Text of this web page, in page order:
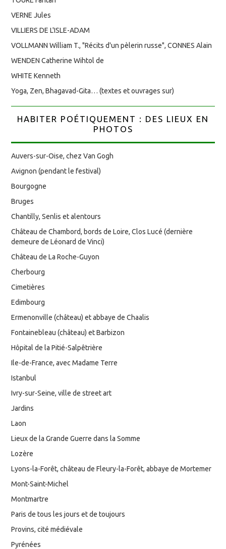
VERNE Jules
VILLIERS DE L'ISLE-ADAM
VOLLMANN William T., "Récits d'un pèlerin russe", CONNES Alain
WENDEN Catherine Wihtol de
WHITE Kenneth
Yoga, Zen, Bhagavad-Gita… (textes et ouvrages sur)
HABITER POÉTIQUEMENT : DES LIEUX EN
PHOTOS
Auvers-sur-Oise, chez Van Gogh
Avignon (pendant le festival)
Bourgogne
Bruges
Chantilly, Senlis et alentours
Château de Chambord, bords de Loire, Clos Lucé (dernière
demeure de Léonard de Vinci)
Château de La Roche-Guyon
Cherbourg
Cimetières
Edimbourg
Ermenonville (château) et abbaye de Chaalis
Fontainebleau (château) et Barbizon
Hôpital de la Pitié-Salpêtrière
Ile-de-France, avec Madame Terre
Istanbul
Ivry-sur-Seine, ville de street art
Jardins
Laon
Lieux de la Grande Guerre dans la Somme
Lozère
Lyons-la-Forêt, château de Fleury-la-Forêt, abbaye de Mortemer
Mont-Saint-Michel
Montmartre
Paris de tous les jours et de toujours
Provins, cité médiévale
Pyrénées